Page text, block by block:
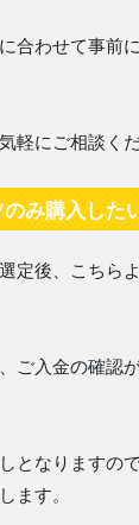
合わせて事前
軽にご相談くだ
み購入した
定後、こちら
ご入金の確認
となりますの
ます。